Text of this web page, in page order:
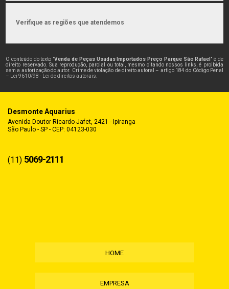
Verifique as regiões que atendemos
O conteúdo do texto "Venda de Peças Usadas Importados Preço Parque São Rafael " é de
direito reservado. Sua reprodução, parcial ou total, mesmo citando nossos links, é proibida
sem a autorização do autor. Crime de violação de direito autoral – artigo 184 do Código Penal
–
Lei 9610/98 - Lei de direitos autorais
Desmonte Aquarius
Avenida Doutor Ricardo Jafet, 2421 - Ipiranga
São Paulo - SP - CEP: 04123-030
(11) 5069-2111
HOME
EMPRESA